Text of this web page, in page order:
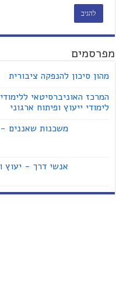
מפרסמים
מהון סיכון להנפקה ציבורית
המרכז האוניברסיטאי
לימודי ייעוץ ופיתוח ארגוני
משכנות שאננים
אנשי דרך - יעוץ